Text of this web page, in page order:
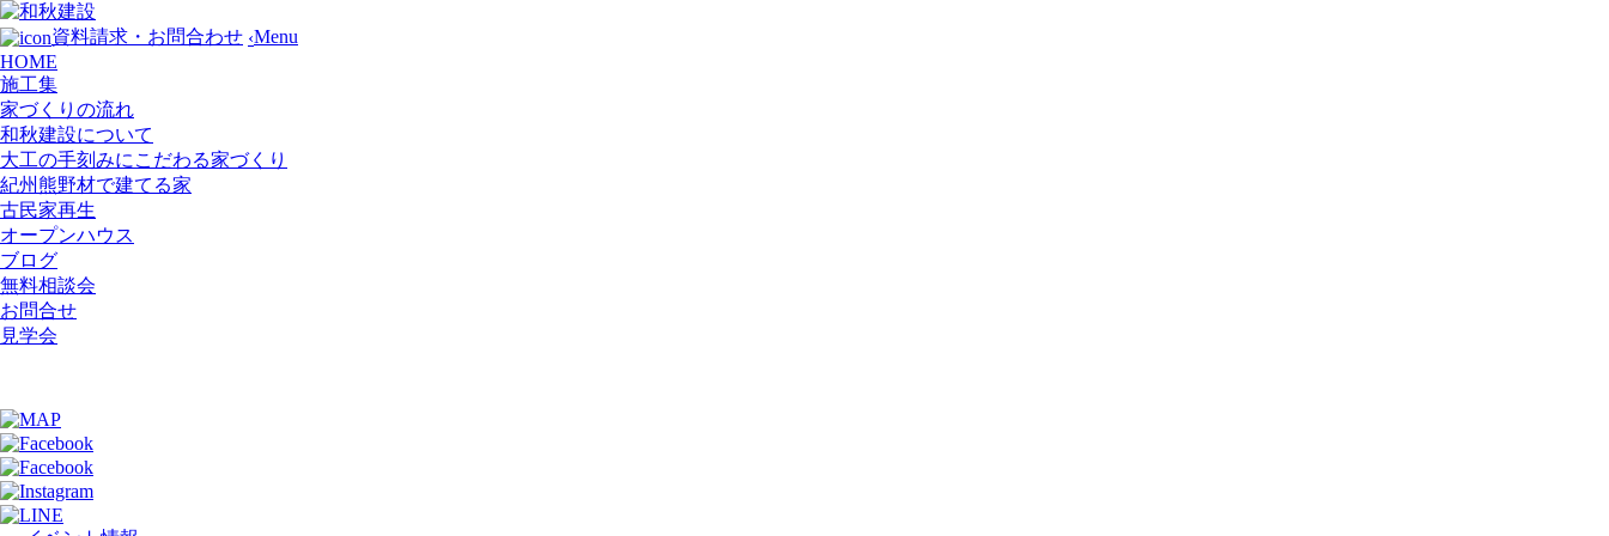
資料請求・お問合わせ ‹Menu
HOME
施工集
家づくりの流れ
和秋建設について
大工の手刻みにこだわる家づくり
紀州熊野材で建てる家
古民家再生
オープンハウス
ブログ
無料相談会
お問合せ
見学会